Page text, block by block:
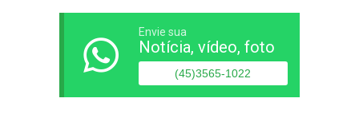
Envie sua
Notícia, vídeo, foto
(45)3565-1022